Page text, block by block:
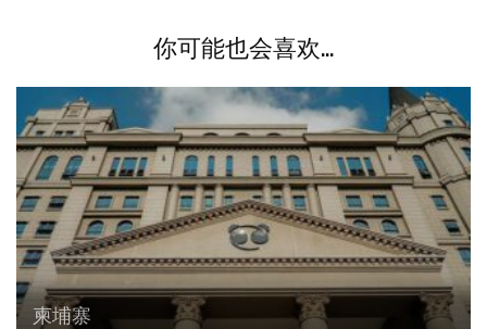
你可能也会喜欢...
柬埔寨